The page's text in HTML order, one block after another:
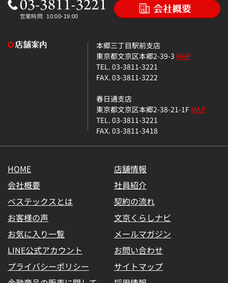
本郷三丁目駅前支店
東京都文京区本郷2-39-3 MAP
TEL. 03-3811-3221
FAX. 03-3811-3222
春日通支店
東京都文京区本郷2-38-21-1FMAP
TEL. 03-3811-3221
FAX. 03-3811-3418
HOME
店舗情報
会社概要
社員紹介
ベステックスとは
契約の流れ
お客様の声
文京くらしナビ
お気に入り一覧
メールマガジン
LINE公式アカウント
お問い合わせ
プライバシーポリシー
サイトマップ